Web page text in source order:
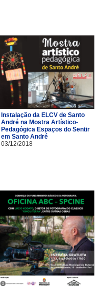
Instalação da ELCV de Santo
André na Mostra Artístico-
Pedagógica Espaços do Sentir
em Santo André
03/12/2018